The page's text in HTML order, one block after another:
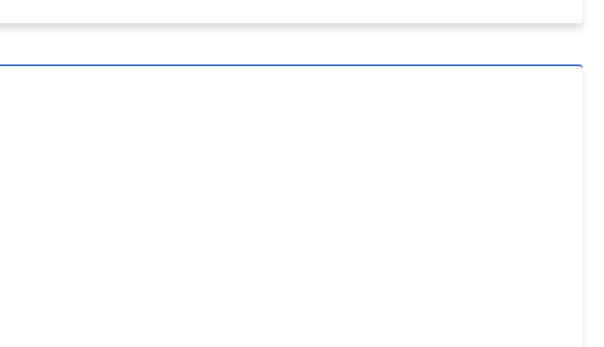
ト 粉なし（パ
本気プライス
レクリーナー
オリジナル
本気プライス オリジナル